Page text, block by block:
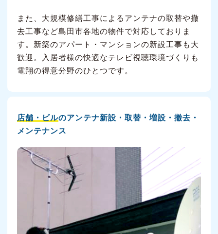
また、大規模修繕工事によるアンテナの取替や撤
去工事など島田市各地の物件で対応しておりま
す。新築のアパート・マンションの新設工事も大
歓迎。入居者様の快適なテレビ視聴環境づくりも
電翔の得意分野のひとつです。
店舗・ビルのアンテナ新設・取替・増設・撤去・
メンテナンス